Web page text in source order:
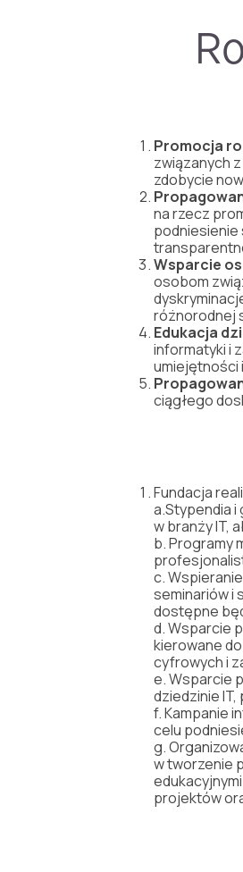
Promocja
związanych z
zdobycie
narzecz
podniesienie
Wsparcie
osobom zwią
dyskryminacj
różnorodnej
Edukacja
informatykii
umiejętnościi
ciągłego
Fundacja
a.Stypendiai
wbranżyIT,
b.Programy
c.Wspieranie
seminariówi
dostępne bę
d.Wsparcie
kierowanedo
cyfrowychi
e.Wsparcie
dziedzinieIT,
f.Kampanie
celu
g.Organi
wtworzenie
edukacyjnymi
projektów